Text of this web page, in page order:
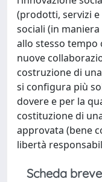
(prodotti, servizi
sociali (in
allo stesso tempo
nuove
costruzione di
si configura più
dovere e per la
costituzione di
approvata (bene
libertà
Scheda breve